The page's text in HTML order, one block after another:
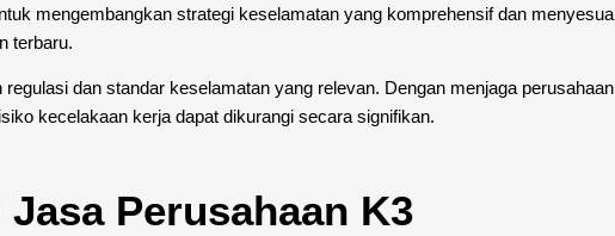
mengembangkan strategi keselamatan yang komprehensif dan
terbaru.
dan standar keselamatan yang relevan. Dengan menjaga perusahaan
kecelakaan kerja dapat dikurangi secara signifikan.
Perusahaan K3